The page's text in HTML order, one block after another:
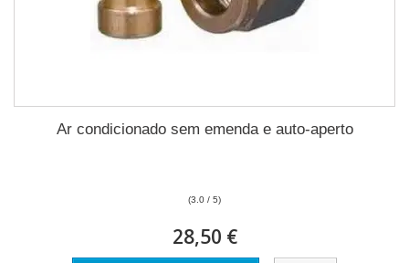
Ar condicionado sem emenda e auto-aperto
(3.0 / 5)
28,50 €